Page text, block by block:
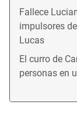
Fallece
impulsores
Lucas
El curro de
personas en